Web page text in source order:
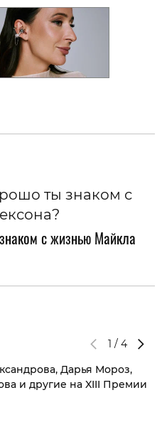
с жизнью Майкла
1 / 4
Дарья Мороз,
и другие на XIII Премии